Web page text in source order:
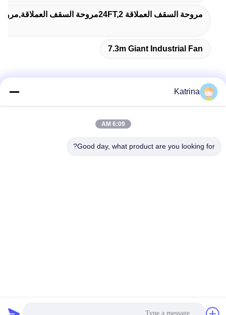
مروحة السقف العملاقة 24FT,2مروحة السقف العملاقة,مروحة السقف ذات شفرة من الألومنيوم 24FT
7.3m Giant Industrial Fan
Katrina
6:09 AM
Good day, what product are you looking for?